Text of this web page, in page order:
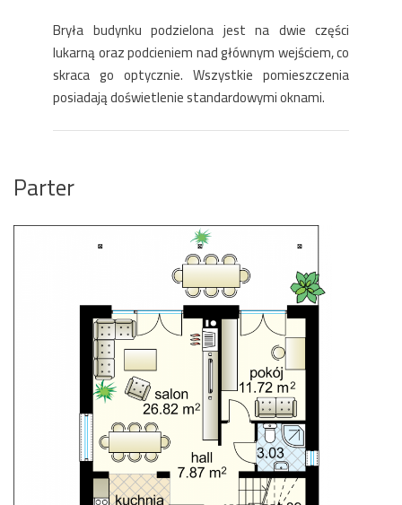
Bryła budynku podzielona jest na dwie części
lukarną oraz podcieniem nad głównym wejściem, co
skraca go optycznie. Wszystkie pomieszczenia
posiadają doświetlenie standardowymi oknami.
Parter